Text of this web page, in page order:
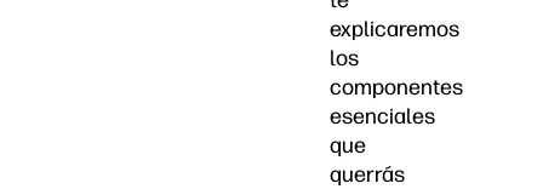
explicaremos
los
componentes
esenciales
que
querrás